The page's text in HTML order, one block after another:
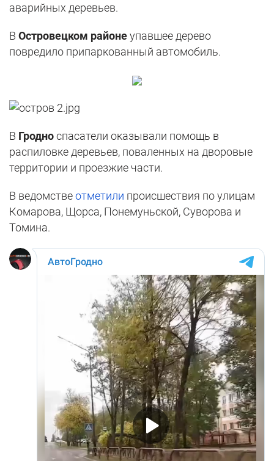
аварийных деревьев.
В Островецком районеупавшее дерево
повредило припаркованный автомобиль.
В Гродноспасатели оказывали помощь в
распиловке деревьев, поваленных на дворовые
территории и проезжие части.
В ведомствеотметили происшествия по улицам
Комарова, Щорса, Понемуньской, Суворова и
Томина.